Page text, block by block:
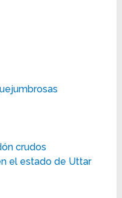
crudos
el estado de Uttar